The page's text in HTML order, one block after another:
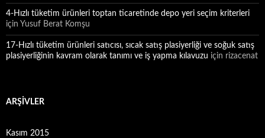
4-Hızlı tüketim ürünleri toptan ticaretinde depo yeri seçim kriterleri
için Yusuf Berat Komşu
17-Hızlı tüketim ürünleri satıcısı, sıcak satış plasiyerliği ve soğuk satış
plasiyerliğinin kavram olarak tanımı ve iş yapma kılavuzu için rizacenat
ARŞIVLER
Kasım 2015